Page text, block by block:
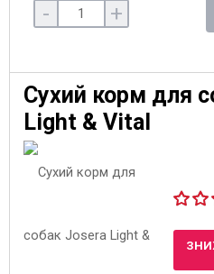
- +
Сухий корм для
Light & Vital